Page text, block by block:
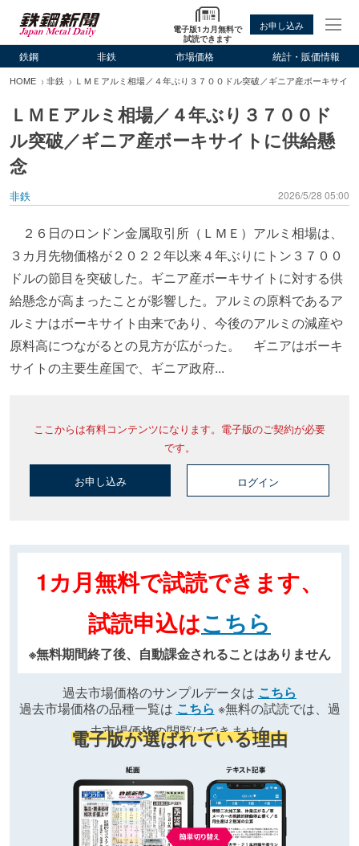
電子版1カ月無料で
試読できます
お申し込み
鉄鋼 非鉄 市場価格 統計・販価情報
HOME 非鉄 ＬＭＥアルミ相場／４年ぶり３７００ドル突破／ギニア産ボーキサイ
ＬＭＥアルミ相場／４年ぶり３７００ド
ル突破／ギニア産ボーキサイトに供給懸
念
非鉄 2026/5/28 05:00
２６日のロンドン金属取引所（ＬＭＥ）アルミ相場は、
３カ月先物価格が２０２２年以来４年ぶりにトン３７００
ドルの節目を突破した。ギニア産ボーキサイトに対する供
給懸念が高まったことが影響した。アルミの原料であるア
ルミナはボーキサイト由来であり、今後のアルミの減産や
原料高につながるとの見方が広がった。 ギニアはボーキ
サイトの主要生産国で、ギニア政府...
ここからは有料コンテンツになります。電子版のご契約が必要
です。
お申し込み ログイン
1カ月無料で試読できます、
試読申込はこちら
※無料期間終了後、自動課金されることはありません
過去市場価格のサンプルデータは こちら
過去市場価格の品種一覧は こちら ※無料の試読では、過
去市場価格の閲覧はできません
電子版が選ばれている理由